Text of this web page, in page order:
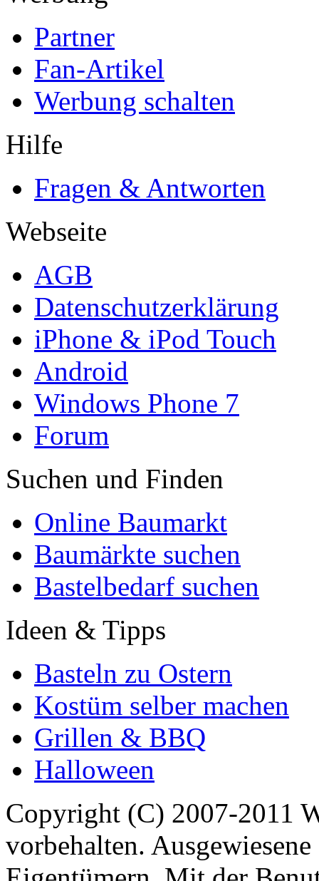
Partner
Fan-Artikel
Werbung schalten
Hilfe
Fragen & Antworten
Webseite
AGB
Datenschutzerklärung
iPhone & iPod Touch
Android
Windows Phone 7
Forum
Suchen und Finden
Online Baumarkt
Baumärkte suchen
Bastelbedarf suchen
Ideen & Tipps
Basteln zu Ostern
Kostüm selber machen
Grillen & BBQ
Halloween
Copyright (C) 2007-2011
vorbehalten.